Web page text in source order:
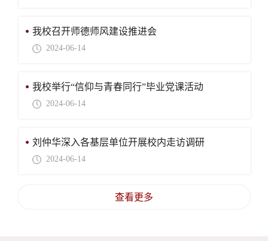
我校召开师德师风建设推进会
2024-06-14
我校举行“信仰与青春同行”毕业党课活动
2024-06-14
刘仲华深入各基层单位开展校内走访调研
2024-06-14
查看更多